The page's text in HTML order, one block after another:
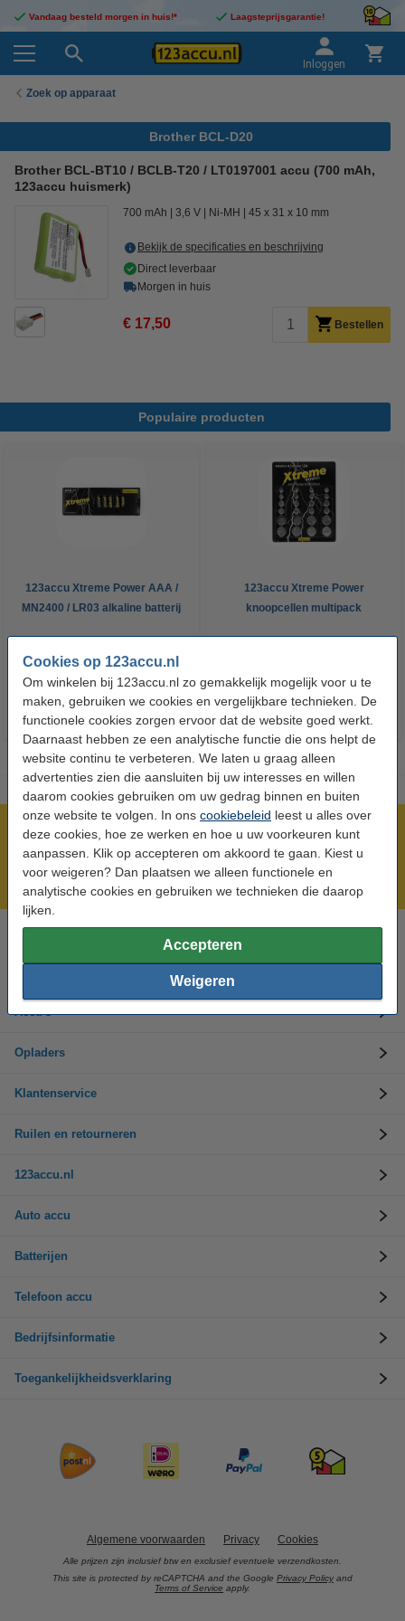
Cookies op 123accu.nl
Om winkelen bij 123accu.nl zo gemakkelijk mogelijk voor u te
maken, gebruiken we cookies en vergelijkbare technieken. De
functionele cookies zorgen ervoor dat de website goed werkt.
Daarnaast hebben ze een analytische functie die ons helpt de
website continu te verbeteren. We laten u graag alleen
advertenties zien die aansluiten bij uw interesses en willen
daarom cookies gebruiken om uw gedrag binnen en buiten
onze website te volgen. In ons cookiebeleid leest u alles over
deze cookies, hoe ze werken en hoe u uw voorkeuren kunt
aanpassen. Klik op accepteren om akkoord te gaan. Kiest u
voor weigeren? Dan plaatsen we alleen functionele en
analytische cookies en gebruiken we technieken die daarop
lijken.
Accepteren
Weigeren
Vandaag besteld morgen in huis!* Laagsteprijsgarantie!
Inloggen
Zoek op apparaat
Brother BCL-D20
Brother BCL-BT10 / BCLB-T20 / LT0197001 accu (700 mAh,
123accu huismerk)
700 mAh 3,6 V Ni-MH 45 x 31 x 10 mm
Bekijk de specificaties en beschrijving
Direct leverbaar
Morgen in huis
€ 17,50 Bestellen
Populaire producten
123accu Xtreme Power AAA /
MN2400 / LR03 alkaline batterij
BTW
123accu Xtreme Power
knoopcellen multipack
Meer dan 5 miljoen klanten!
Voor 23.59 uur besteld, morgen in huis!
Laagsteprijsgarantie!
Hulp nodig? Bel ons op 0294-787125
Accu's
Opladers
Klantenservice
Ruilen en retourneren
123accu.nl
Auto accu
Batterijen
Telefoon accu
Bedrijfsinformatie
Toegankelijkheidsverklaring
Algemene voorwaarden Privacy Cookies
Alle prijzen zijn inclusief btw en exclusief eventuele verzendkosten.
This site is protected by reCAPTCHA and the Google Privacy Policy and
Terms of Service apply.